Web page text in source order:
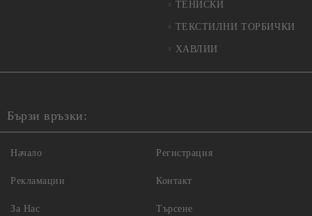
ТЕНИСКИ
ТЕКСТИЛНИ ТОРБИЧКИ
ХАВЛИИ
Бързи връзки:
Начало
Рекламации
За Нас
Регистрация
Контакт
Търсене